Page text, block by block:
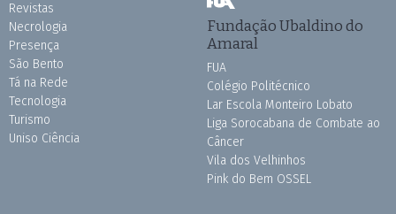
Revistas
Necrologia
Presença
São Bento
Tá na Rede
Tecnologia
Turismo
Uniso Ciência
Fundação Ubaldino do
Amaral
FUA
Colégio Politécnico
Lar Escola Monteiro Lobato
Liga Sorocabana de Combate ao
Câncer
Vila dos Velhinhos
Pink do Bem OSSEL